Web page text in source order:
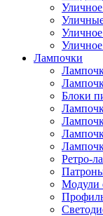
Лампочки
Блоки
Ретро-
Модули